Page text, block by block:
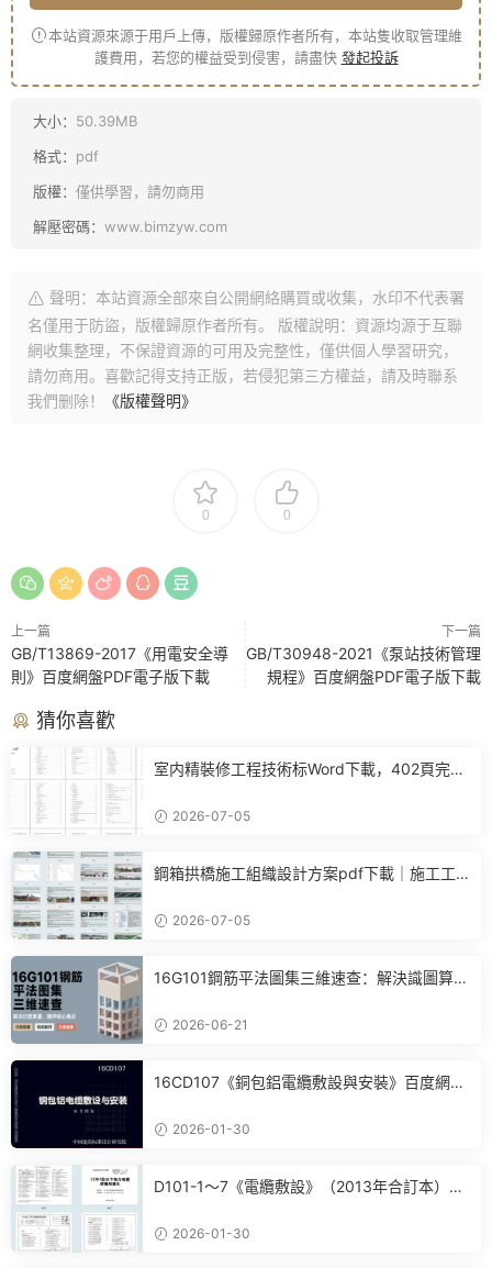
本站資源來源于用戶上傳，版權歸原作者所有，本站隻收取管理維
護費用，若您的權益受到侵害，請盡快 發起投訴
大小： 50.39MB
格式： pdf
版權： 僅供學習，請勿商用
解壓密碼： www.bimzyw.com
聲明：本站資源全部來自公開網絡購買或收集，水印不代表署
名僅用于防盜，版權歸原作者所有。 版權說明：資源均源于互聯
網收集整理，不保證資源的可用及完整性，僅供個人學習研究，
請勿商用。喜歡記得支持正版，若侵犯第三方權益，請及時聯系
我們删除！
《版權聲明》
0 0
上一篇
GB/T13869-2017《用電安全導
則》百度網盤PDF電子版下載
下一篇
GB/T30948-2021《泵站技術管理
規程》百度網盤PDF電子版下載
猜你喜歡
室内精裝修工程技術标Word下載，402頁完整
2026-07-05
鋼箱拱橋施工組織設計方案pdf下載｜施工工
2026-07-05
16G101鋼筋平法圖集三維速查：解決識圖算
2026-06-21
16CD107《銅包鋁電纜敷設與安裝》百度網盤
2026-01-30
D101-1～7《電纜敷設》（2013年合訂本）百
2026-01-30